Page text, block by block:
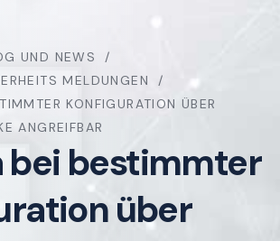
UND NEWS
MELDUNGEN
KONFIGURATION ÜBER
ANGREIFBAR
bei bestimmter
über